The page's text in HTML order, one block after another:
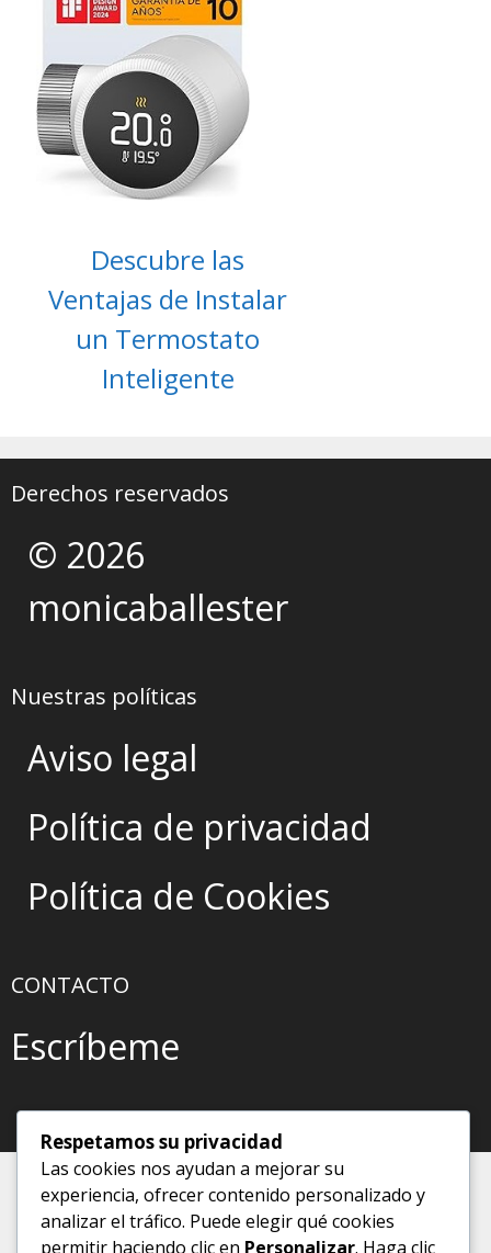
Descubre las
Ventajas de Instalar
un Termostato
Inteligente
Derechos reservados
© 2026
monicaballester
Nuestras políticas
Aviso legal
Política de privacidad
Política de Cookies
CONTACTO
Escríbeme
Respetamos su privacidad
Las cookies nos ayudan a mejorar su
experiencia, ofrecer contenido personalizado y
analizar el tráfico. Puede elegir qué cookies
permitir haciendo clic en Personalizar. Haga clic